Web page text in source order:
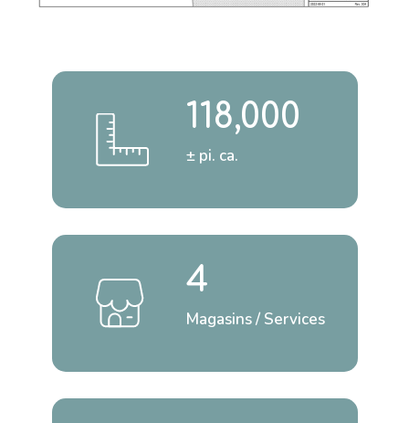
118,000
± pi. ca.
4
Magasins / Services